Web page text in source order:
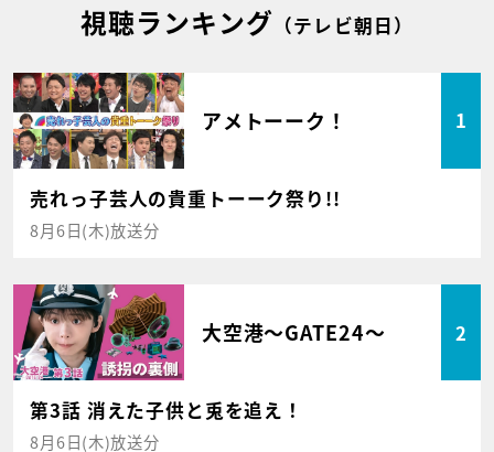
視聴ランキング （テレビ朝日）
アメトーーク！ 1
売れっ子芸人の貴重トーーク祭り!!
8月6日(木)放送分
大空港～GATE24～ 2
第3話 消えた子供と兎を追え！
8月6日(木)放送分